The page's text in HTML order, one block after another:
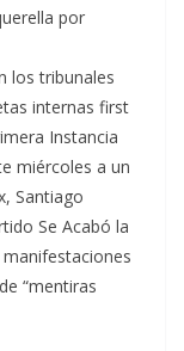
por
los tribunales
internas first
Instancia
miércoles a un
Santiago
Se Acabó la
manifestaciones
“mentiras